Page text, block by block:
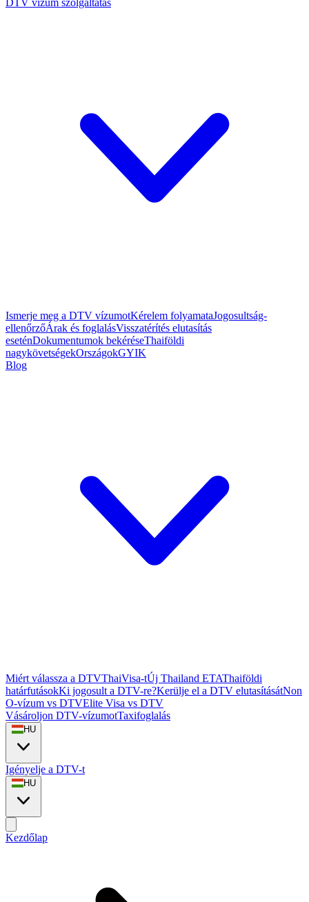
DTV vízum szolgáltatás
Ismerje meg a DTV vízumotKérelem folyamataJogosultság-
ellenőrzőÁrak és foglalásVisszatérítés elutasítás
eseténDokumentumok bekéréseThaiföldi
nagykövetségekOrszágokGYIK
Blog
Miért válassza a DTVThaiVisa-tÚj Thailand ETAThaiföldi
határfutásokKi jogosult a DTV-re?Kerülje el a DTV elutasításátNon
O-vízum vs DTVElite Visa vs DTV
Vásároljon DTV-vízumotTaxifoglalás
HU
Igényelje a DTV-t
HU
Kezdőlap